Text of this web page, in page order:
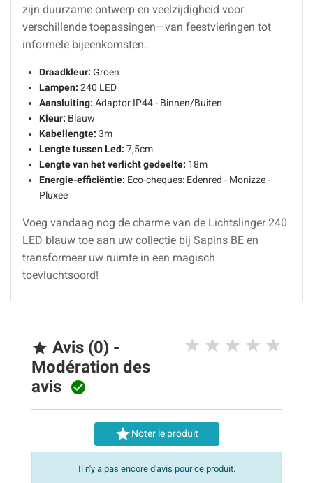
zijn duurzame ontwerp en veelzijdigheid voor
verschillende toepassingen—van feestvieringen tot
informele bijeenkomsten.
Draadkleur: Groen
Lampen: 240 LED
Aansluiting: Adaptor IP44 - Binnen/Buiten
Kleur: Blauw
Kabellengte: 3m
Lengte tussen Led: 7,5cm
Lengte van het verlicht gedeelte: 18m
Energie-efficiëntie: Eco-cheques: Edenred - Monizze -
Pluxee
Voeg vandaag nog de charme van de Lichtslinger 240
LED blauw toe aan uw collectie bij Sapins BE en
transformeer uw ruimte in een magisch
toevluchtsoord!
 Avis (0) -
Modération des
avis 
Noter le produit
Il n'y a pas encore d'avis pour ce produit.